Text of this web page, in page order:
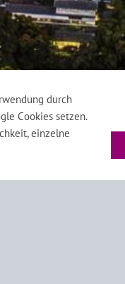
durch
Cookies setzen.
einzelne